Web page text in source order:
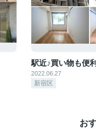
駅近♪買い物も便
2022.06.27
新宿区
お